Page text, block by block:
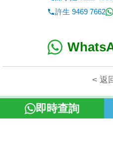
許生 9469 7662
< 返
即時查詢
本網頁所提供資料僅作參考用途
失，富裕地產